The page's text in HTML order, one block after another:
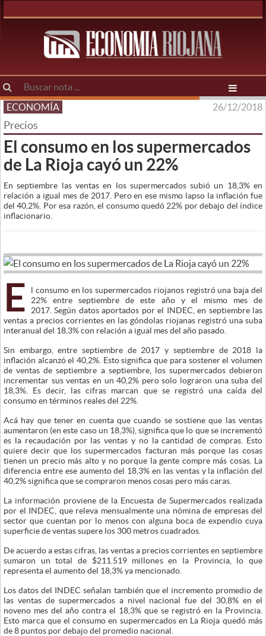
ECONOMÍA 26/12/2018
Precios
El consumo en los supermercados
de La Rioja cayó un 22%
En septiembre las ventas en los supermercados subió un 18,3% en
relación a igual mes de 2017. Pero en ese mismo lapso la inflación fue
del 40,2%. Por esa razón, el consumo quedó 22% por debajo del índice
inflacionario.
E
l consumo en los supermercados riojanos registró una baja del
22% entre septiembre de este año y el mismo mes de
2017. Según datos aportados por el INDEC, en septiembre las
ventas a precios corrientes en las góndolas riojanas registró una suba
interanual del 18,3% con relación a igual mes del año pasado.
Sin embargo, entre septiembre de 2017 y septiembre de 2018 la
inflación alcanzó el 40,2%. Esto significa que para sostener el volumen
de ventas de septiembre a septiembre, los supermercados debieron
incrementar sus ventas en un 40,2% pero solo lograron una suba del
18,3%. Es decir, las cifras marcan que se registró una caída del
consumo en términos reales del 22%.
Acá hay que tener en cuenta que cuando se sostiene que las ventas
aumentaron (en este caso un 18,3%), significa que lo que se incrementó
es la recaudación por las ventas y no la cantidad de compras. Esto
quiere decir que los supermercados facturan más porque las cosas
tienen un precio más alto y no porque la gente compre más cosas. La
diferencia entre ese aumento del 18,3% en las ventas y la inflación del
40,2% significa que se compraron menos cosas pero más caras.
La información proviene de la Encuesta de Supermercados realizada
por el INDEC, que releva mensualmente una nómina de empresas del
sector que cuentan por lo menos con alguna boca de expendio cuya
superficie de ventas supere los 300 metros cuadrados.
De acuerdo a estas cifras, las ventas a precios corrientes en septiembre
sumaron un total de $211.519 millones en la Provincia, lo que
representa el aumento del 18,3% ya mencionado.
Los datos del INDEC señalan también que el incremento promedio de
las ventas de supermercados a nivel nacional fue del 30,8% en el
noveno mes del año contra el 18,3% que se registró en la Provincia.
Esto marca que el consumo en supermercados en La Rioja quedó más
de 8 puntos por debajo del promedio nacional.